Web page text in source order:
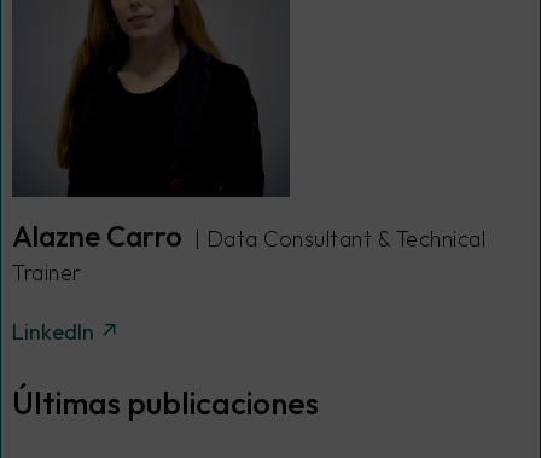
Alazne Carro | Data Consultant & Technical
Trainer
LinkedIn ↗
Últimas publicaciones